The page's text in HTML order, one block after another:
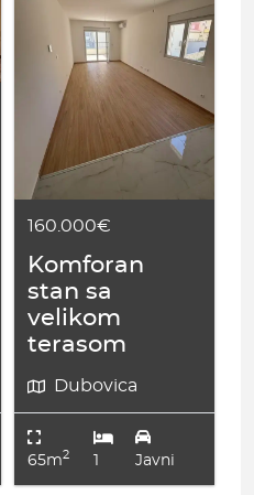
160.000€
Komforan
stan sa
velikom
terasom
Dubovica
65m2 1 Javni